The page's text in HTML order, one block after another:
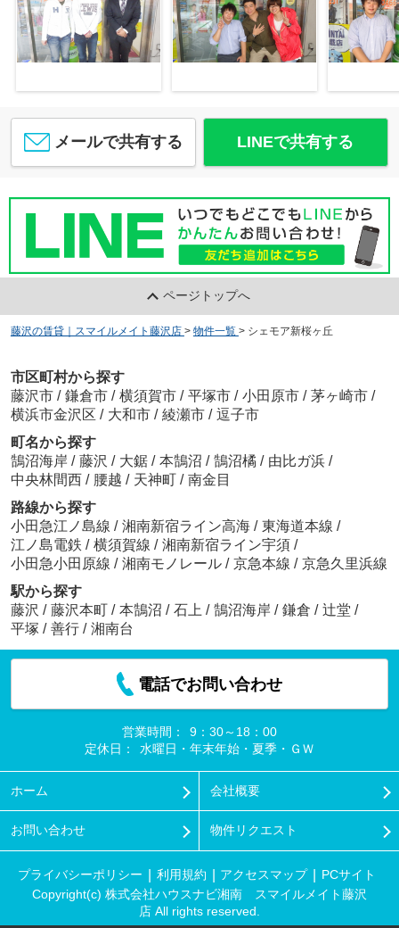
メールで共有する LINEで共有する
ページトップへ
藤沢の賃貸｜スマイルメイト藤沢店 > 物件一覧 > シェモア新桜ヶ丘
市区町村から探す
藤沢市 / 鎌倉市 / 横須賀市 / 平塚市 / 小田原市 / 茅ヶ崎市 /
横浜市金沢区 / 大和市 / 綾瀬市 / 逗子市
町名から探す
鵠沼海岸 / 藤沢 / 大鋸 / 本鵠沼 / 鵠沼橘 / 由比ガ浜 /
中央林間西 / 腰越 / 天神町 / 南金目
路線から探す
小田急江ノ島線 / 湘南新宿ライン高海 / 東海道本線 /
江ノ島電鉄 / 横須賀線 / 湘南新宿ライン宇須 /
小田急小田原線 / 湘南モノレール / 京急本線 / 京急久里浜線
駅から探す
藤沢 / 藤沢本町 / 本鵠沼 / 石上 / 鵠沼海岸 / 鎌倉 / 辻堂 /
平塚 / 善行 / 湘南台
電話でお問い合わせ
営業時間：
9：30～18：00
定休日：
水曜日・年末年始・夏季・ＧＷ
ホーム 会社概要
お問い合わせ 物件リクエスト
プライバシーポリシー 利用規約 アクセスマップ
PCサイト
Copyright(c) 株式会社ハウスナビ湘南 スマイルメイト藤沢
店 All rights reserved.